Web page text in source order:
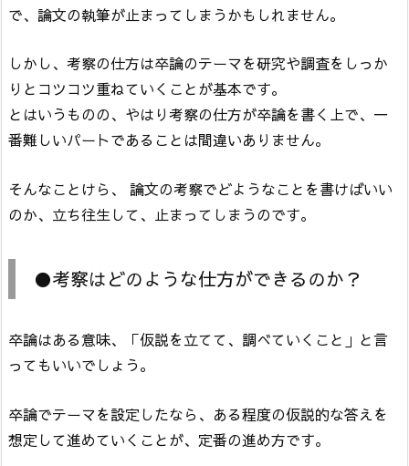
で、論文の執筆が止まってしまうかもしれません。
しかし、考察の仕方は卒論のテーマを研究や調査をしっか
りとコツコツ重ねていくことが基本です。
とはいうものの、やはり考察の仕方が卒論を書く上で、一
番難しいパートであることは間違いありません。
そんなことけら、 論文の考察でどようなことを書けばいい
のか、立ち往生して、止まってしまうのです。
●考察はどのような仕方ができるのか？
卒論はある意味、「仮説を立てて、調べていくこと」と言
ってもいいでしょう。
卒論でテーマを設定したなら、ある程度の仮説的な答えを
想定して進めていくことが、定番の進め方です。